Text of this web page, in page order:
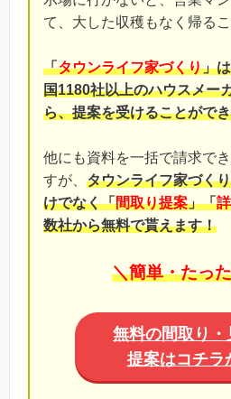
て、大した収穫もなく帰るこ
「タウンライフ家づくり」
国1180社以上のハウスメー
ら、提案を受けることがで
他にも資料を一括で請求で
すが、 タウンライフ家づく
けでなく「間取り提案」「
数社から無料で貰えます！
＼簡単・たっ
無料の間取り・
提案はコチラ